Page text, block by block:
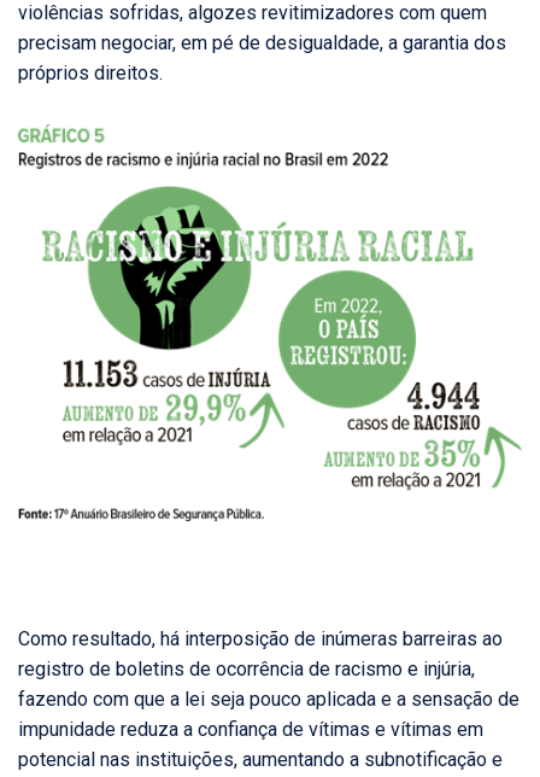
violências sofridas, algozes revitimizadores com quem
precisam negociar, em pé de desigualdade, a garantia dos
próprios direitos.
Como resultado, há interposição de inúmeras barreiras ao
registro de boletins de ocorrência de racismo e injúria,
fazendo com que a lei seja pouco aplicada e a sensação de
impunidade reduza a confiança de vítimas e vítimas em
potencial nas instituições, aumentando a subnotificação e